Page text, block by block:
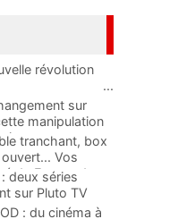
révolution
...
sur
manipulation
...
tranchant, box
Vos
de Free et des
deux séries
sur Pluto TV
: du cinéma à